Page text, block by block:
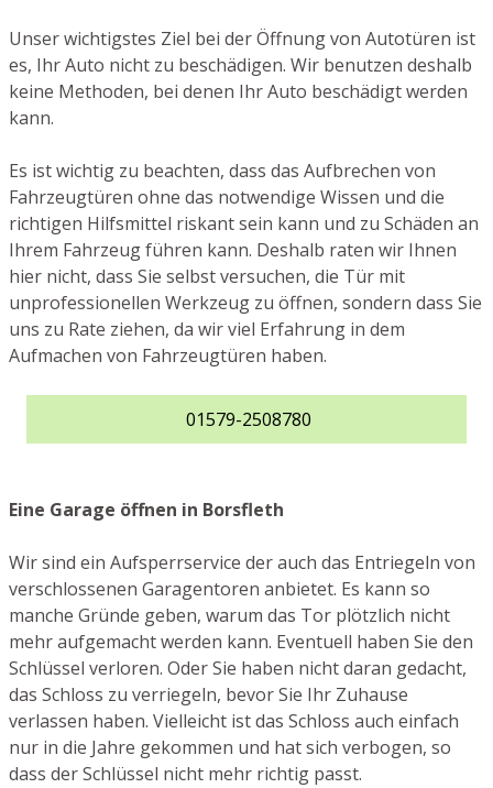
Unser wichtigstes Ziel bei der Öffnung von Autotüren ist
es, Ihr Auto nicht zu beschädigen. Wir benutzen deshalb
keine Methoden, bei denen Ihr Auto beschädigt werden
kann.
Es ist wichtig zu beachten, dass das Aufbrechen von
Fahrzeugtüren ohne das notwendige Wissen und die
richtigen Hilfsmittel riskant sein kann und zu Schäden an
Ihrem Fahrzeug führen kann. Deshalb raten wir Ihnen
hier nicht, dass Sie selbst versuchen, die Tür mit
unprofessionellen Werkzeug zu öffnen, sondern dass Sie
uns zu Rate ziehen, da wir viel Erfahrung in dem
Aufmachen von Fahrzeugtüren haben.
01579-2508780
Eine Garage öffnen in Borsfleth
Wir sind ein Aufsperrservice der auch das Entriegeln von
verschlossenen Garagentoren anbietet. Es kann so
manche Gründe geben, warum das Tor plötzlich nicht
mehr aufgemacht werden kann. Eventuell haben Sie den
Schlüssel verloren. Oder Sie haben nicht daran gedacht,
das Schloss zu verriegeln, bevor Sie Ihr Zuhause
verlassen haben. Vielleicht ist das Schloss auch einfach
nur in die Jahre gekommen und hat sich verbogen, so
dass der Schlüssel nicht mehr richtig passt.